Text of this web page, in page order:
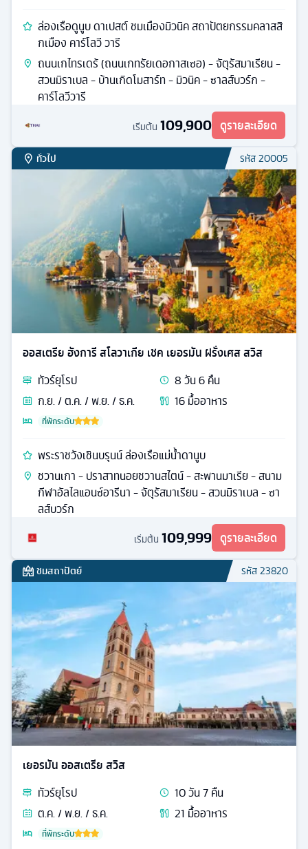
ล่องเรือดูนูบ ดาเปสต์ ชมเมืองมิวนิค สถาปัตยกรรมคลาสสิ
กเมือง คาร์โลวี วารี
ถนนเกไทรเดร้ (ถนนเกทรัยเดอกาสเซอ) - จัตุรัสมาเรียน -
สวนมิราเบล - บ้านเกิดโมสาร์ท - มิวนิค - ซาลส์บวร์ก -
คาร์โลวีวารี
เริ่มต้น 109,900 ดูรายละเอียด
ทั่วไป รหัส20005
ออสเตรีย ฮังการี สโลวาเกีย เชค เยอรมัน ฝรั่งเศส สวิส
ทัวร์ยุโรป 8วัน6คืน
ก.ย. / ต.ค. / พ.ย. / ธ.ค.
16มื้ออาหาร
ที่พักระดับ
พระราชวังเชินบรุนน์ ล่องเรือแม่น้ำดานูบ
ชวานเกา - ปราสาทนอยชวานสไตน์ - สะพานมาเรีย - สนาม
กีฬาอัลไลแอนซ์อารีนา - จัตุรัสมาเรียน - สวนมิราเบล - ซา
ลส์บวร์ก
เริ่มต้น 109,999 ดูรายละเอียด
ชมสถาปัตย์ รหัส23820
เยอรมัน ออสเตรีย สวิส
ทัวร์ยุโรป 10วัน7คืน
ต.ค. / พ.ย. / ธ.ค.
21 มื้ออาหาร
ที่พักระดับ